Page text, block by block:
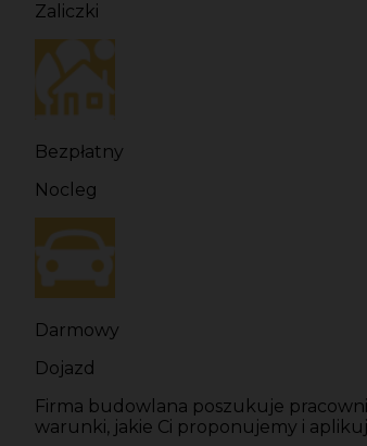
Zaliczki
Bezpłatny
Nocleg
Darmowy
Dojazd
Firma budowlana poszukuje
warunki, jakie Ci proponujemy i